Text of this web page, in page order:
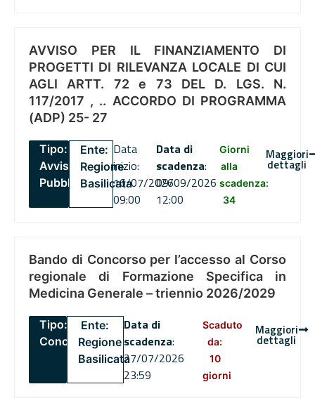
AVVISO PER IL FINANZIAMENTO DI
PROGETTI DI RILEVANZA LOCALE DI CUI
AGLI ARTT. 72 e 73 DEL D. LGS. N.
117/2017 , .. ACCORDO DI PROGRAMMA
(ADP) 25- 27
Tipo:
Avviso
Pubblico
Ente:
Regione
Basilicata
Data
inizio:
16/07/2026
09:00
Data di
scadenza:
09/09/2026
12:00
Giorni
alla
scadenza:
34
Maggiori
dettagli
Bando di Concorso per l’accesso al Corso
regionale di Formazione Specifica in
Medicina Generale – triennio 2026/2029
Tipo:
Concorsi
Ente:
Regione
Basilicata
Data di
scadenza:
27/07/2026
23:59
Scaduto
da:
10
giorni
Maggiori
dettagli